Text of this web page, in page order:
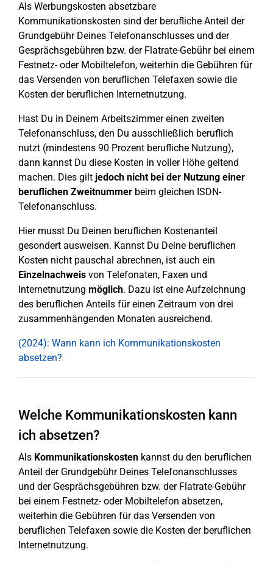
Als Werbungskosten absetzbare
Kommunikationskosten sind der berufliche Anteil der
Grundgebühr Deines Telefonanschlusses und der
Gesprächsgebühren bzw. der Flatrate-Gebühr bei einem
Festnetz- oder Mobiltelefon, weiterhin die Gebühren für
das Versenden von beruflichen Telefaxen sowie die
Kosten der beruflichen Internetnutzung.
Hast Du in Deinem Arbeitszimmer einen zweiten
Telefonanschluss, den Du ausschließlich beruflich
nutzt (mindestens 90 Prozent berufliche Nutzung),
dann kannst Du diese Kosten in voller Höhe geltend
machen. Dies gilt jedoch nicht bei der Nutzung einer
beruflichen Zweitnummer beim gleichen ISDN-
Telefonanschluss.
Hier musst Du Deinen beruflichen Kostenanteil
gesondert ausweisen. Kannst Du Deine beruflichen
Kosten nicht pauschal abrechnen, ist auch ein
Einzelnachweis von Telefonaten, Faxen und
Internetnutzung möglich. Dazu ist eine Aufzeichnung
des beruflichen Anteils für einen Zeitraum von drei
zusammenhängenden Monaten ausreichend.
(2024): Wann kann ich Kommunikationskosten
absetzen?
Welche Kommunikationskosten kann
ich absetzen?
Als Kommunikationskosten kannst du den beruflichen
Anteil der Grundgebühr Deines Telefonanschlusses
und der Gesprächsgebühren bzw. der Flatrate-Gebühr
bei einem Festnetz- oder Mobiltelefon absetzen,
weiterhin die Gebühren für das Versenden von
beruflichen Telefaxen sowie die Kosten der beruflichen
Internetnutzung.